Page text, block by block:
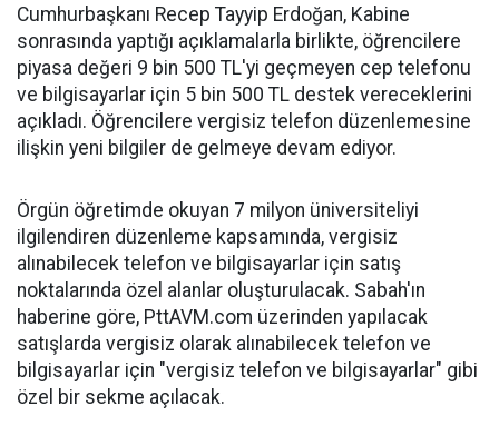
Cumhurbaşkanı Recep Tayyip Erdoğan, Kabine
sonrasında yaptığı açıklamalarla birlikte, öğrencilere
piyasa değeri 9 bin 500 TL'yi geçmeyen cep telefonu
ve bilgisayarlar için 5 bin 500 TL destek vereceklerini
açıkladı. Öğrencilere vergisiz telefon düzenlemesine
ilişkin yeni bilgiler de gelmeye devam ediyor.
Örgün öğretimde okuyan 7 milyon üniversiteliyi
ilgilendiren düzenleme kapsamında, vergisiz
alınabilecek telefon ve bilgisayarlar için satış
noktalarında özel alanlar oluşturulacak. Sabah'ın
haberine göre, PttAVM.com üzerinden yapılacak
satışlarda vergisiz olarak alınabilecek telefon ve
bilgisayarlar için "vergisiz telefon ve bilgisayarlar" gibi
özel bir sekme açılacak.